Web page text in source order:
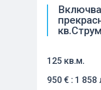
125 кв.м.
950 € : 1 858